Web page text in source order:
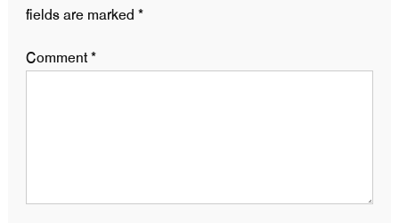
fields are marked *
Comment*